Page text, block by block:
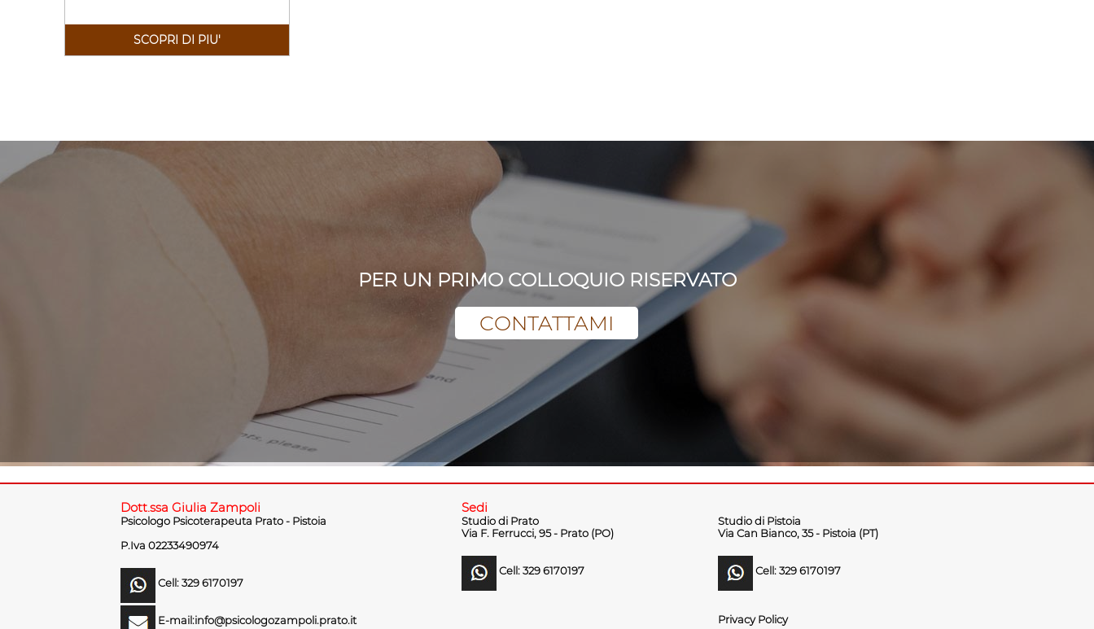
SCOPRI DI PIU'
PER UN PRIMO COLLOQUIO RISERVATO
CONTATTAMI
Dott.ssa Giulia Zampoli
Psicologo Psicoterapeuta Prato - Pistoia
P.Iva 02233490974
Cell: 329 6170197
E-mail:info@psicologozampoli.prato.it
Sedi
Studio di Prato
Via F. Ferrucci, 95 - Prato (PO)
Cell: 329 6170197
Studio di Pistoia
Via Can Bianco, 35 - Pistoia (PT)
Cell: 329 6170197
Privacy Policy